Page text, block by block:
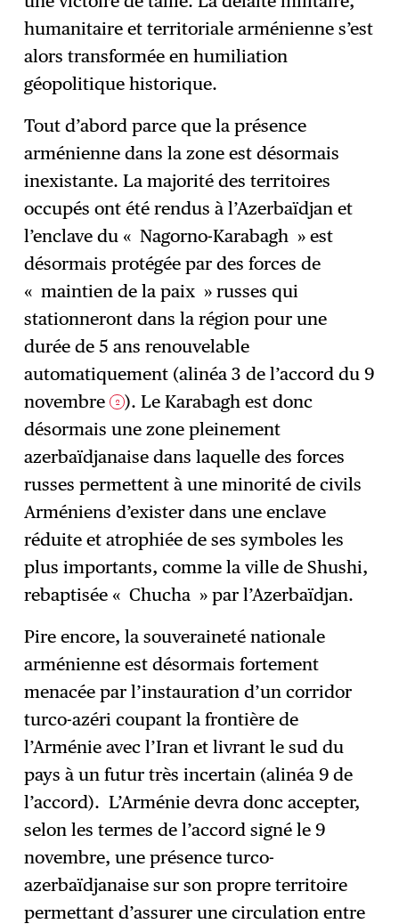
humanitaire et territoriale arménienne s’est
alors transformée en humiliation
géopolitique historique.
Tout d’abord parce que la présence
arménienne dans la zone est désormais
inexistante. La majorité des territoires
occupés ont été rendus à l’Azerbaïdjan et
l’enclave du « Nagorno-Karabagh » est
désormais protégée par des forces de
« maintien de la paix » russes qui
stationneront dans la région pour une
durée de 5 ans renouvelable
automatiquement (alinéa 3 de l’accord du 9
novembre 2 ). Le Karabagh est donc
désormais une zone pleinement
azerbaïdjanaise dans laquelle des forces
russes permettent à une minorité de civils
Arméniens d’exister dans une enclave
réduite et atrophiée de ses symboles les
plus importants, comme la ville de Shushi,
rebaptisée « Chucha » par l’Azerbaïdjan.
Pire encore, la souveraineté nationale
arménienne est désormais fortement
menacée par l’instauration d’un corridor
turco-azéri coupant la frontière de
l’Arménie avec l’Iran et livrant le sud du
pays à un futur très incertain (alinéa 9 de
l’accord). L’Arménie devra donc accepter,
selon les termes de l’accord signé le 9
novembre, une présence turco-
azerbaïdjanaise sur son propre territoire
permettant d’assurer une circulation entre